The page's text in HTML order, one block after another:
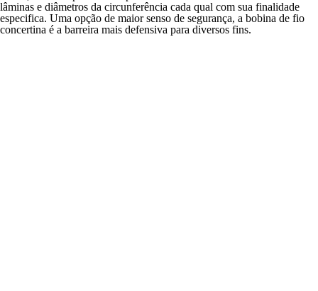
lâminas e diâmetros da circunferência cada qual com sua finalidade
especifica. Uma opção de maior senso de segurança, a bobina de fio
concertina é a barreira mais defensiva para diversos fins.